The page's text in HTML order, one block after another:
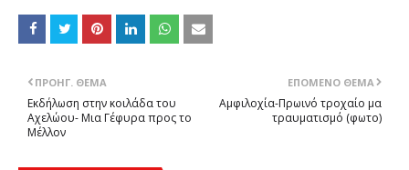
ΕΠΌΜΕΝΟ ΘΈΜΑ
Αμφιλοχία-Πρωινό τροχαίο μα
τραυματισμό (φωτο)
ΠΡΟΗΓ. ΘΈΜΑ
Εκδήλωση στην κοιλάδα του
Αχελώου- Μια Γέφυρα προς το
Μέλλον